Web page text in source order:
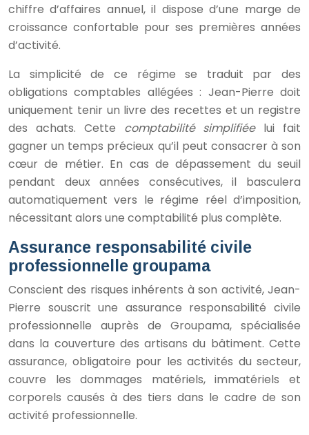
chiffre d’affaires annuel, il dispose d’une marge de
croissance confortable pour ses premières années
d’activité.
La simplicité de ce régime se traduit par des
obligations comptables allégées : Jean-Pierre doit
uniquement tenir un livre des recettes et un registre
des achats. Cette comptabilité simplifiée lui fait
gagner un temps précieux qu’il peut consacrer à son
cœur de métier. En cas de dépassement du seuil
pendant deux années consécutives, il basculera
automatiquement vers le régime réel d’imposition,
nécessitant alors une comptabilité plus complète.
Assurance responsabilité civile
professionnelle groupama
Conscient des risques inhérents à son activité, Jean-
Pierre souscrit une assurance responsabilité civile
professionnelle auprès de Groupama, spécialisée
dans la couverture des artisans du bâtiment. Cette
assurance, obligatoire pour les activités du secteur,
couvre les dommages matériels, immatériels et
corporels causés à des tiers dans le cadre de son
activité professionnelle.